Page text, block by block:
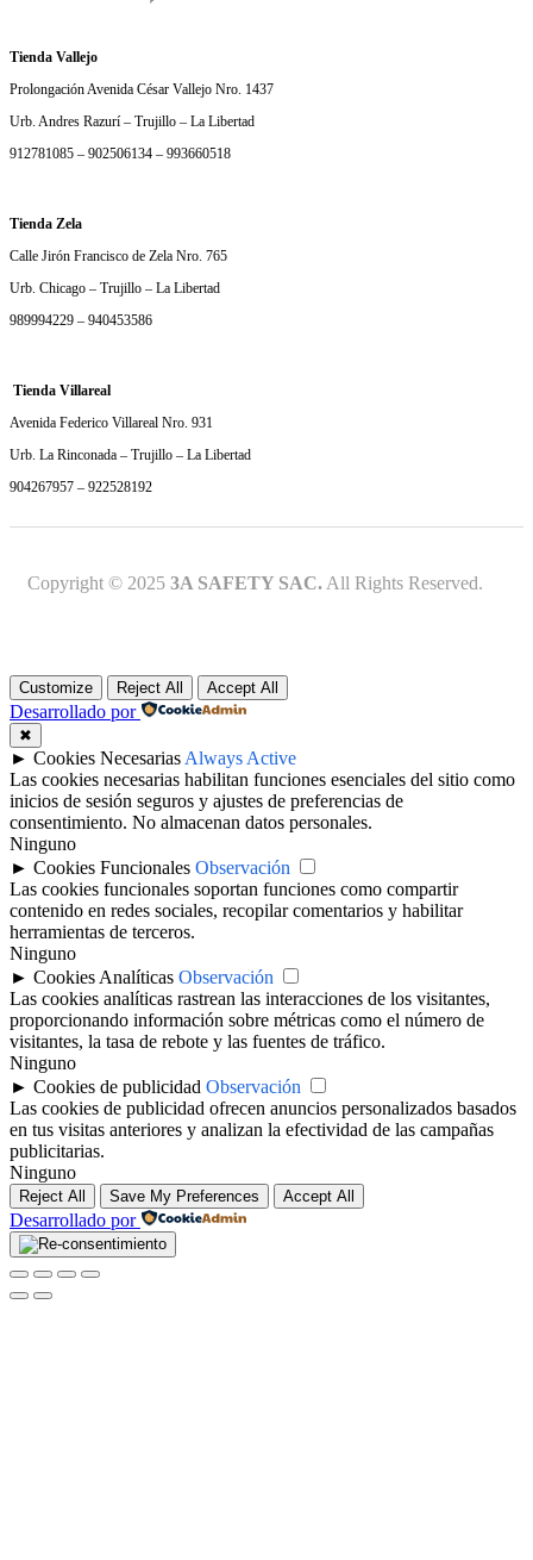
Tienda Vallejo
Prolongación Avenida César Vallejo Nro. 1437
Urb. Andres Razurí – Trujillo – La Libertad
912781085 – 902506134 – 993660518
Tienda Zela
Calle Jirón Francisco de Zela Nro. 765
Urb. Chicago – Trujillo – La Libertad
989994229 – 940453586
Tienda Villareal
Avenida Federico Villareal Nro. 931
Urb. La Rinconada – Trujillo – La Libertad
904267957 – 922528192
Copyright © 2025 3A SAFETY SAC. All Rights Reserved.
Customize Reject All Accept All
Desarrollado por
✖
► Cookies Necesarias Always Active
Las cookies necesarias habilitan funciones esenciales del sitio como
inicios de sesión seguros y ajustes de preferencias de
consentimiento. No almacenan datos personales.
Ninguno
► Cookies Funcionales Observación
Las cookies funcionales soportan funciones como compartir
contenido en redes sociales, recopilar comentarios y habilitar
herramientas de terceros.
Ninguno
► Cookies Analíticas Observación
Las cookies analíticas rastrean las interacciones de los visitantes,
proporcionando información sobre métricas como el número de
visitantes, la tasa de rebote y las fuentes de tráfico.
Ninguno
► Cookies de publicidad Observación
Las cookies de publicidad ofrecen anuncios personalizados basados
en tus visitas anteriores y analizan la efectividad de las campañas
publicitarias.
Ninguno
Reject All Save My Preferences Accept All
Desarrollado por